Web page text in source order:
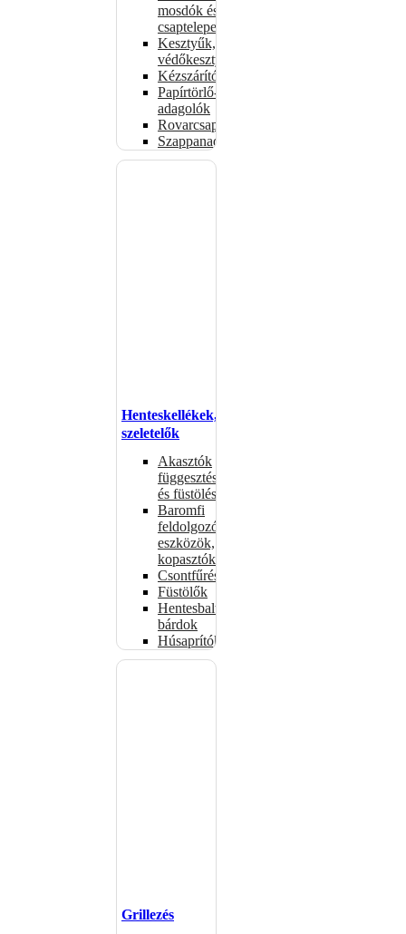
mosdók és
csaptelepek
Kesztyűk,
védőkesztyűk
Kézszárítók
Papírtörlő-
adagolók
Rovarcsapdák
Szappanadagolók
Henteskellékek,
szeletelők
Akasztók
függesztéshez
és füstöléshez
Baromfi
feldolgozó
eszközök,
kopasztók
Csontfűrészek
Füstölők
Hentesbalták,
bárdok
Húsaprítók
Grillezés